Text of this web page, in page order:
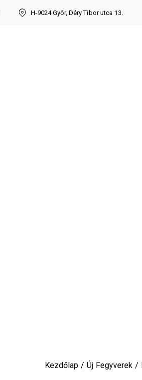
H-9024 Győr, Déry Tibor utca 13.
Kezdőlap Új Fegyverek